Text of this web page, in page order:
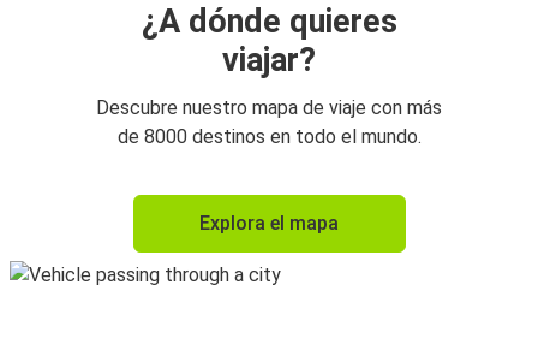
¿A dónde quieres
viajar?
Descubre nuestro mapa de viaje con más
de 8000 destinos en todo el mundo.
Explora el mapa